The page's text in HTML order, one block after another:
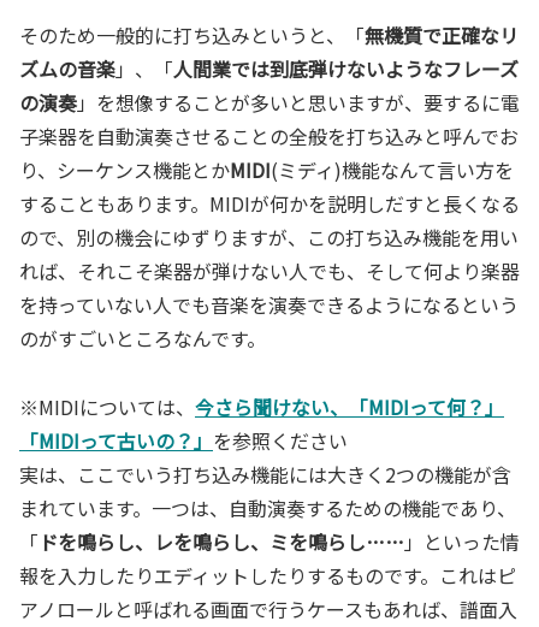
そのため一般的に打ち込みというと、「無機質で正確なリ
ズムの音楽」、「人間業では到底弾けないようなフレーズ
の演奏」を想像することが多いと思いますが、要するに電
子楽器を自動演奏させることの全般を打ち込みと呼んでお
り、シーケンス機能とかMIDI(ミディ)機能なんて言い方を
することもあります。MIDIが何かを説明しだすと長くなる
ので、別の機会にゆずりますが、この打ち込み機能を用い
れば、それこそ楽器が弾けない人でも、そして何より楽器
を持っていない人でも音楽を演奏できるようになるという
のがすごいところなんです。
※MIDIについては、 今さら聞けない、「MIDIって何？」
「MIDIって古いの？」 を参照ください
実は、ここでいう打ち込み機能には大きく2つの機能が含
まれています。一つは、自動演奏するための機能であり、
「 ドを鳴らし、レを鳴らし、ミを鳴らし…… 」といった情
報を入力したりエディットしたりするものです。これはピ
アノロールと呼ばれる画面で行うケースもあれば、譜面入